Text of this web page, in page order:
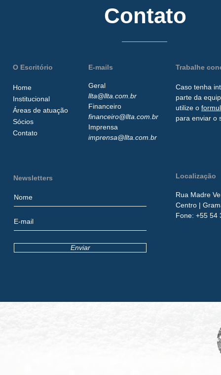
Contato
O Escritório
Home
Institucional
Áreas de atuação
Sócios
Contato
E-mails
Geral
llta@llta.com.br
Financeiro
financeiro@llta.com.br
Imprensa
imprensa@llta.com.br
Trabalhe
Caso tenha
parte da
utilize o
para enviar o
Enviar
Newsletters Localização
Rua Madre
Centro |
​Fone: +55 54